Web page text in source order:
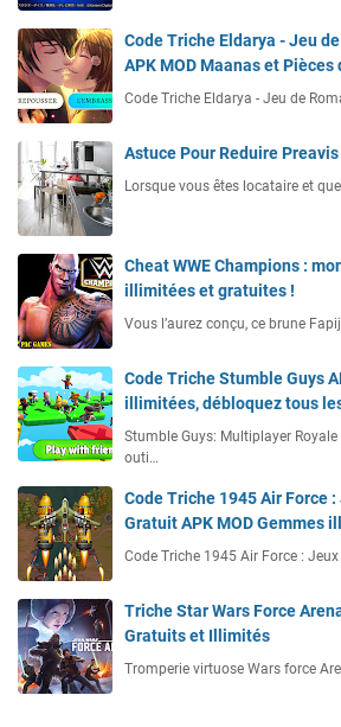
Code Triche Eldarya - Jeu
APK MOD Maanas et
Code Triche Eldarya - Jeu de
Astuce Pour Reduire
Lorsque vous êtes locataire et
Cheat WWE Champions :
illimitées et gratuites !
Vous l’aurez conçu, ce brune
Code Triche Stumble Guys
illimitées, débloquez tous
Stumble Guys: Multiplayer
outi…
Code Triche 1945 Air Force
Gratuit APK MOD Gemmes
Code Triche 1945 Air Force :
Triche Star Wars Force
Gratuits et Illimités
Tromperie virtuose Wars force